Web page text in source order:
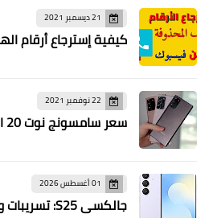
21 ديسمبر 2021
كيفية إسترجاع أرقام
22 نوفمبر 2021
سعر سامسونج نوت 20 الترا في المغرب
01 أغسطس 2026
جالكسي S25: تسريبات ومميزات ثورية